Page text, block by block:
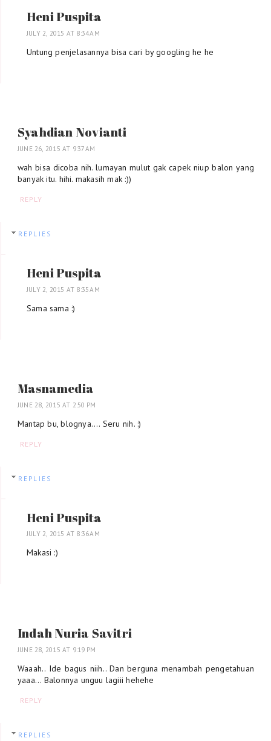
Heni Puspita
JULY 2, 2015 AT 8:34 AM
Untung penjelasannya bisa cari by googling he he
Syahdian Novianti
JUNE 26, 2015 AT 9:37 AM
wah bisa dicoba nih. lumayan mulut gak capek niup balon yang
banyak itu. hihi. makasih mak :))
REPLY
REPLIES
Heni Puspita
JULY 2, 2015 AT 8:35 AM
Sama sama :)
Masnamedia
JUNE 28, 2015 AT 2:50 PM
Mantap bu, blognya.... Seru nih. :)
REPLY
REPLIES
Heni Puspita
JULY 2, 2015 AT 8:36 AM
Makasi :)
Indah Nuria Savitri
JUNE 28, 2015 AT 9:19 PM
Waaah.. Ide bagus niih.. Dan berguna menambah pengetahuan
yaaa... Balonnya unguu lagiii hehehe
REPLY
REPLIES